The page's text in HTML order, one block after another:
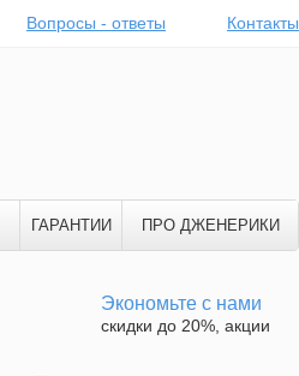
Вопросы - ответы Контакты
ГАРАНТИИ ПРО ДЖЕНЕРИКИ
Экономьте с нами
скидки до 20%, акции